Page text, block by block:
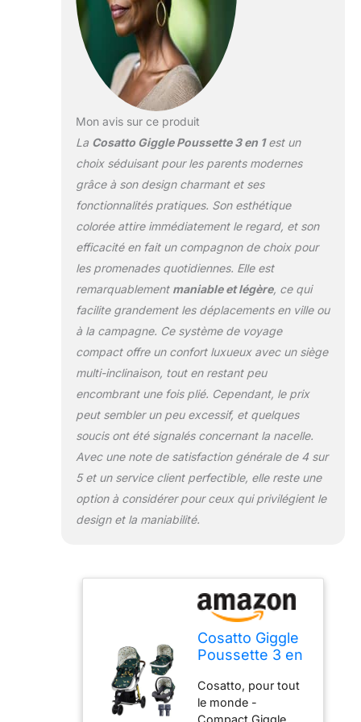
crevaison tout-
terrain améliorés, ce
4 roues robuste
permet une
conduite en
usage - Giggle Trail
3 en 1 i-Size
nacelle spacieuse
avec suffisamment
d'espace pour
accueillir les bébés
jusqu'à 9 kg
(environ 6 mois). Le
matelas épais de
soutien le rend idéal
pour dormir
occasionnellement
la nuit, tandis que la
doublure de la
nacelle est lavable
en machine pour
une fraîcheur ultime
Your Ride, Your
Way - Le siège
bidirectionnel
permet à votre
enfant de vous faire
face ou de faire
plusieurs positions
d'inclinaison - de la
position verticale à
décontractée. De
plus, il y a un panier
surdimensionné
d'une capacité de 5
kg - pour les plus
Mon avis sur ce produit
La Cosatto Giggle Poussette 3 en 1est un
choix séduisant pour les parents modernes
grâce à son design charmant et ses
fonctionnalités pratiques. Son esthétique
colorée attire immédiatement le regard, et son
efficacité en fait un compagnon de choix pour
les promenades quotidiennes. Elle est
remarquablement maniable et légère, ce qui
facilite grandement les déplacements en ville ou
à la campagne. Ce système de voyage
compact offre un confort luxueux avec un siège
multi-inclinaison, tout en restant peu
encombrant une fois plié. Cependant, le prix
peut sembler un peu excessif, et quelques
soucis ont été signalés concernant la nacelle.
Avec une note de satisfaction générale de 4 sur
5 et un service client perfectible, elle reste une
option à considérer pour ceux qui privilégient le
design et la maniabilité.
Cosatto Giggle
Poussette 3 en
voyage, dès la
Naissance à
Cosatto, pour tout
le monde -